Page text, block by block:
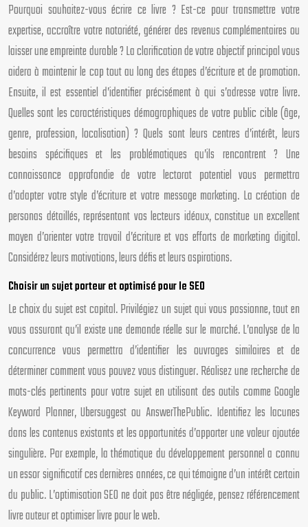
Pourquoi souhaitez-vous écrire ce livre ? Est-ce pour transmettre votre
expertise, accroître votre notoriété, générer des revenus complémentaires ou
laisser une empreinte durable ? La clarification de votre objectif principal vous
aidera à maintenir le cap tout au long des étapes d’écriture et de promotion.
Ensuite, il est essentiel d’identifier précisément à qui s’adresse votre livre.
Quelles sont les caractéristiques démographiques de votre public cible (âge,
genre, profession, localisation) ? Quels sont leurs centres d’intérêt, leurs
besoins spécifiques et les problématiques qu’ils rencontrent ? Une
connaissance approfondie de votre lectorat potentiel vous permettra
d’adapter votre style d’écriture et votre message marketing. La création de
personas détaillés, représentant vos lecteurs idéaux, constitue un excellent
moyen d’orienter votre travail d’écriture et vos efforts de marketing digital.
Considérez leurs motivations, leurs défis et leurs aspirations.
Choisir un sujet porteur et optimisé pour le SEO
Le choix du sujet est capital. Privilégiez un sujet qui vous passionne, tout en
vous assurant qu’il existe une demande réelle sur le marché. L’analyse de la
concurrence vous permettra d’identifier les ouvrages similaires et de
déterminer comment vous pouvez vous distinguer. Réalisez une recherche de
mots-clés pertinents pour votre sujet en utilisant des outils comme Google
Keyword Planner, Ubersuggest ou AnswerThePublic. Identifiez les lacunes
dans les contenus existants et les opportunités d’apporter une valeur ajoutée
singulière. Par exemple, la thématique du développement personnel a connu
un essor significatif ces dernières années, ce qui témoigne d’un intérêt certain
du public. L’optimisation SEO ne doit pas être négligée, pensez référencement
livre auteur et optimiser livre pour le web.